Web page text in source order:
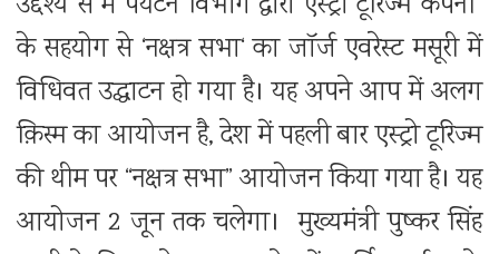
के सहयोग से ‘नक्षत्र सभा‘ का जॉर्ज एवरेस्ट मसूरी में
विधिवत उद्घाटन हो गया है। यह अपने आप में अलग
क़िस्म का आयोजन है, देश में पहली बार एस्ट्रो टूरिज्म
की थीम पर “नक्षत्र सभा” आयोजन किया गया है। यह
आयोजन 2 जून तक चलेगा। मुख्यमंत्री पुष्कर सिंह